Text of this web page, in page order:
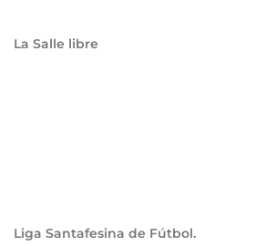
La Salle libre
Liga Santafesina de Fútbol.